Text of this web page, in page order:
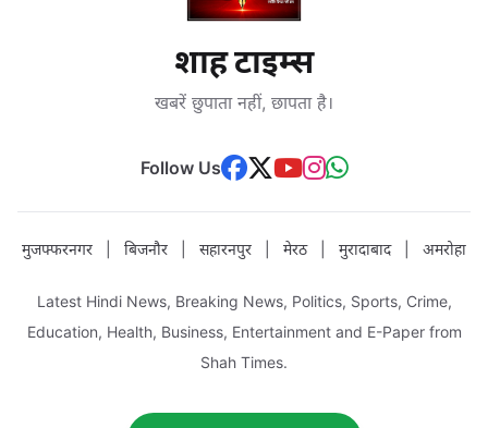
शाह टाइम्स
खबरें छुपाता नहीं, छापता है।
Follow Us
मुजफ्फरनगर बिजनौर सहारनपुर मेरठ मुरादाबाद अमरोहा
Latest Hindi News, Breaking News, Politics, Sports, Crime,
Education, Health, Business, Entertainment and E-Paper from
Shah Times.